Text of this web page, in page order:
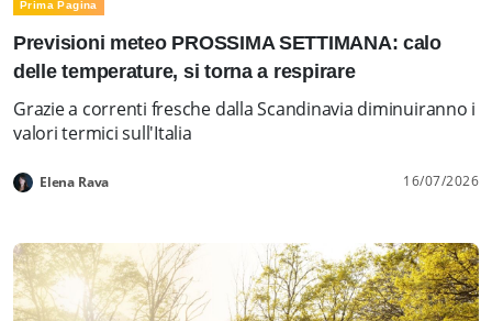
Prima Pagina
Previsioni meteo PROSSIMA SETTIMANA: calo
delle temperature, si torna a respirare
Grazie a correnti fresche dalla Scandinavia diminuiranno i
valori termici sull'Italia
Elena Rava 16/07/2026